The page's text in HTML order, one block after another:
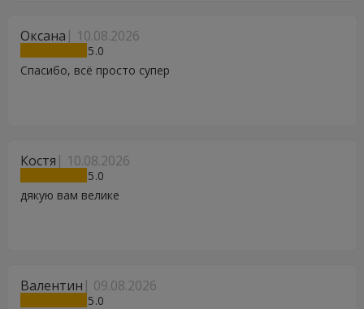
Оксана 10.08.2026
5
Спасибо, всё просто супер
Костя 10.08.2026
5
дякую вам велике
Валентин 09.08.2026
5